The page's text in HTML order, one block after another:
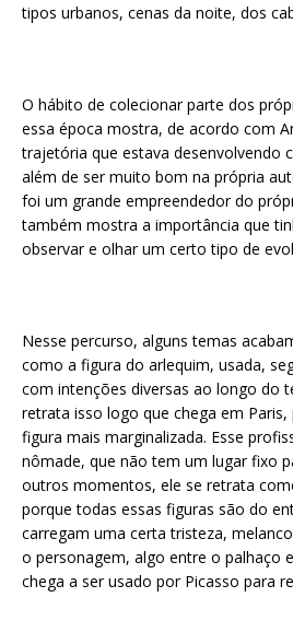
tipos urbanos, cenas da noite, dos
O hábito de colecionar parte dos
essa época mostra, de acordo com
trajetória que estava desenvolvendo
além de ser muito bom na própria
foi um grande empreendedor do
também mostra a importância que
observar e olhar um certo tipo de
Nesse percurso, alguns temas
como a figura do arlequim, usada,
com intenções diversas ao longo do
retrata isso logo que chega em
figura mais marginalizada. Esse
nômade, que não tem um lugar fixo
outros momentos, ele se retrata
porque todas essas figuras são do
carregam uma certa tristeza,
o personagem, algo entre o palhaço
chega a ser usado por Picasso para